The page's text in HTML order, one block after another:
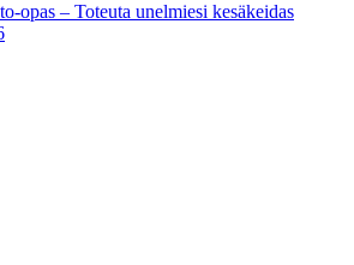
opas – Toteuta unelmiesi kesäkeidas